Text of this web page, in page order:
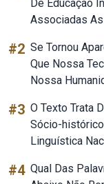
De Educação
Associadas
#2 Se Tornou
Que Nossa
Nossa
#3 O Texto Trata
Sócio-
Linguística
#4 Qual Das